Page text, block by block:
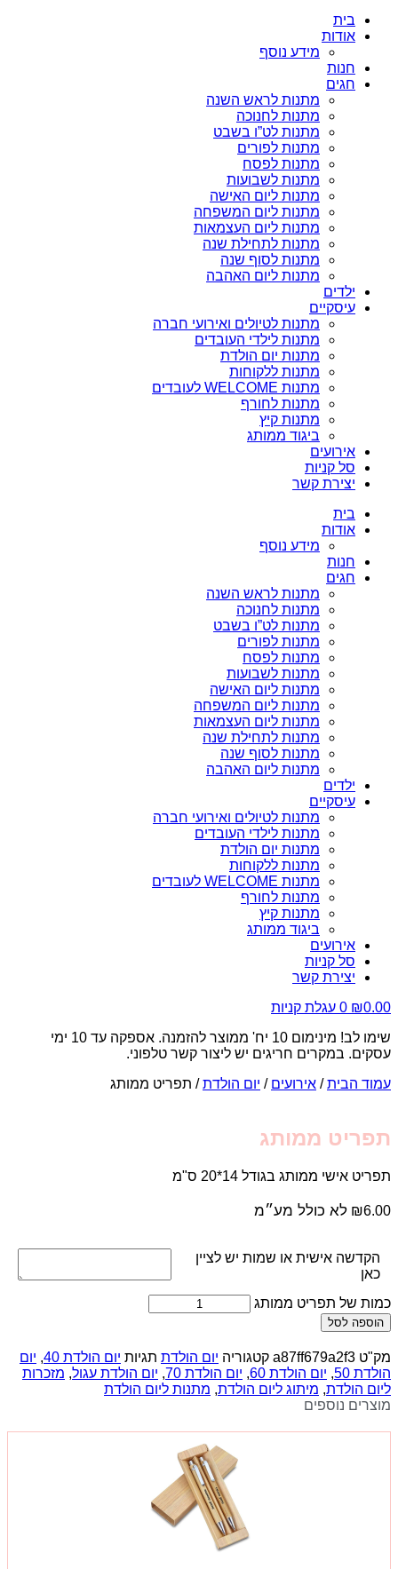
בית
אודות
מידע נוסף
חנות
חגים
מתנות לראש השנה
מתנות לחנוכה
מתנות לט”ו בשבט
מתנות לפורים
מתנות לפסח
מתנות לשבועות
מתנות ליום האישה
מתנות ליום המשפחה
מתנות ליום העצמאות
מתנות לתחילת שנה
מתנות לסוף שנה
מתנות ליום האהבה
ילדים
עיסקיים
מתנות לטיולים ואירועי חברה
מתנות לילדי העובדים
מתנות יום הולדת
מתנות ללקוחות
מתנות WELCOME לעובדים
מתנות לחורף
מתנות קיץ
ביגוד ממותג
אירועים
סל קניות
יצירת קשר
בית
אודות
מידע נוסף
חנות
חגים
מתנות לראש השנה
מתנות לחנוכה
מתנות לט”ו בשבט
מתנות לפורים
מתנות לפסח
מתנות לשבועות
מתנות ליום האישה
מתנות ליום המשפחה
מתנות ליום העצמאות
מתנות לתחילת שנה
מתנות לסוף שנה
מתנות ליום האהבה
ילדים
עיסקיים
מתנות לטיולים ואירועי חברה
מתנות לילדי העובדים
מתנות יום הולדת
מתנות ללקוחות
מתנות WELCOME לעובדים
מתנות לחורף
מתנות קיץ
ביגוד ממותג
אירועים
סל קניות
יצירת קשר
₪0.00
0 עגלת קניות
שימו לב! מינימום 10 יח' ממוצר להזמנה. אספקה עד 10 ימי
עסקים. במקרים חריגים יש ליצור קשר טלפוני.
עמוד הבית/ אירועים / יום הולדת/ תפריט ממותג
תפריט ממותג
תפריט אישי ממותג בגודל 14*20 ס"מ
₪6.00 לא כולל מע״מ
הקדשה אישית או שמות יש לציין
כאן
כמות של תפריט ממותג
הוספה לסל
מק"ט a87ff679a2f3 קטגוריה יום הולדת תגיות יום הולדת 40 , יום
הולדת 50
, יום הולדת 60 , יום הולדת 70 , יום הולדת עגול, מזכרות
ליום הולדת, מיתוג ליום הולדת, מתנות ליום הולדת
מוצרים נוספים